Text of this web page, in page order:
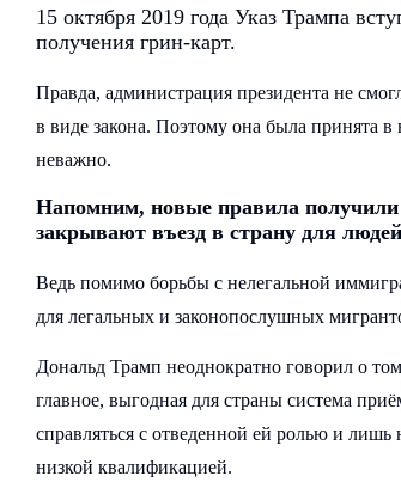
15 октября 2019 года Указ Трампа
получения грин-карт.
Правда, администрация президента не
в виде закона. Поэтому она была принята
неважно.
Напомним, новые правила
закрывают въезд в страну для
Ведь помимо борьбы с нелегальной
для легальных и законопослушных
Дональд Трамп неоднократно говорил о
главное, выгодная для страны система
справляться с отведенной ей ролью и
низкой квалификацией.